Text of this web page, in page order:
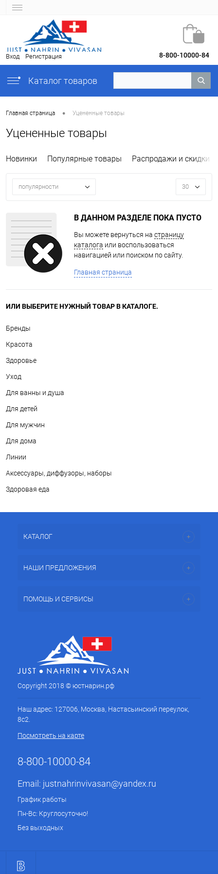
Вход Регистрация 8-800-10000-84
Каталог товаров
Главная страница • Уцененные товары
Уцененные товары
Новинки Популярные товары Распродажи и скидки
популярности 30
В ДАННОМ РАЗДЕЛЕ ПОКА ПУСТО
Вы можете вернуться на страницу
каталога или воспользоваться
навигацией или поиском по сайту.
Главная страница
ИЛИ ВЫБЕРИТЕ НУЖНЫЙ ТОВАР В КАТАЛОГЕ.
Бренды
Красота
Здоровье
Уход
Для ванны и душа
Для детей
Для мужчин
Для дома
Линии
Аксессуары, диффузоры, наборы
Здоровая еда
КАТАЛОГ
НАШИ ПРЕДЛОЖЕНИЯ
ПОМОЩЬ И СЕРВИСЫ
Copyright 2018 © юстнарин.рф
Наш адрес: 127006, Москва, Настасьинский переулок,
8с2.
Посмотреть на карте
8-800-10000-84
Email: justnahrinvivasan@yandex.ru
График работы
Пн-Вс: Круглосуточно!
Без выходных